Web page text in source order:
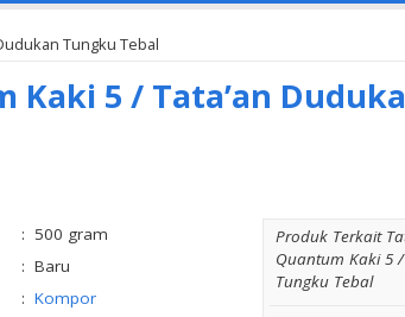
Tungku Tebal
Kaki 5 / Tata’an
: 500 gram
: Baru
: Kompor
Produk Terkait
Quantum Kaki 5
Tungku Tebal